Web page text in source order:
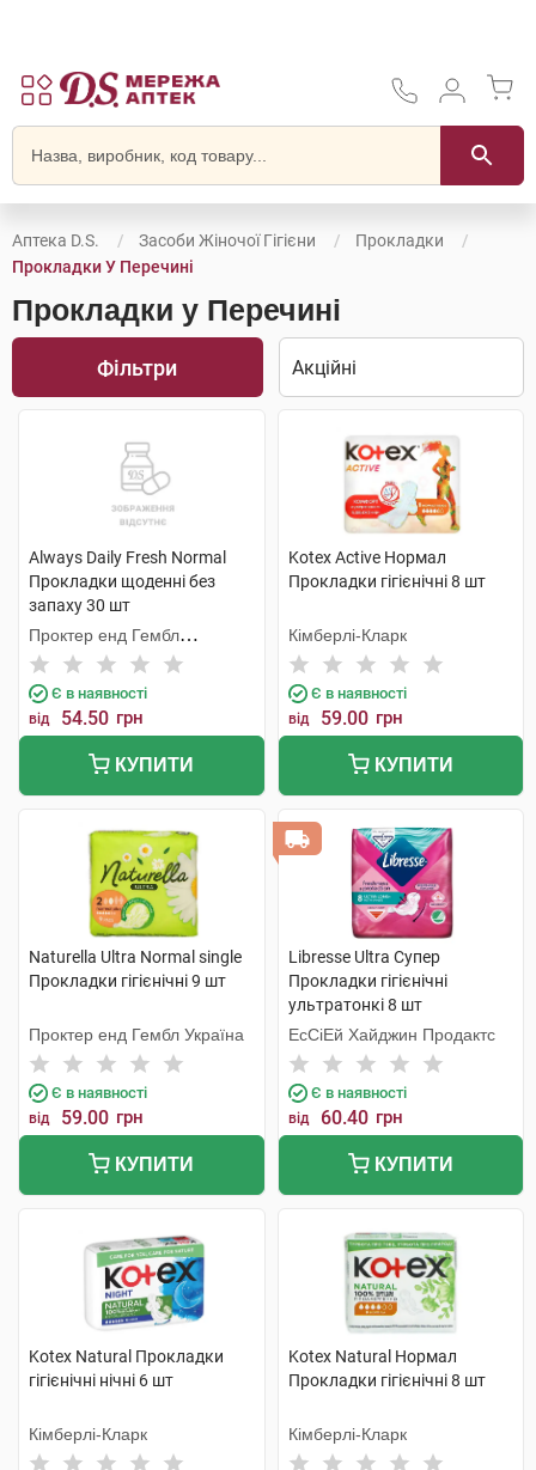
Аптека D.S. Засоби Жіночої Гігієни
Прокладки
Прокладки У Перечині
Прокладки у Перечині
Фільтри
Always Daily Fresh Normal
Прокладки щоденні без
запаху 30 шт
Проктер енд Гембл
Мануфекчурінг
Є в наявності
від 54.50 грн
КУПИТИ
Kotex Active Нормал
Прокладки гігієнічні 8 шт
Кімберлі-Кларк
Є в наявності
від 59.00 грн
КУПИТИ
Naturella Ultra Normal single
Прокладки гігієнічні 9 шт
Проктер енд Гембл Україна
Є в наявності
від 59.00 грн
КУПИТИ
Libresse Ultra Супер
Прокладки гігієнічні
ультратонкі 8 шт
ЕсСіЕй Хайджин Продактс
Є в наявності
від 60.40 грн
КУПИТИ
Kotex Natural Прокладки
гігієнічні нічні 6 шт
Кімберлі-Кларк
Kotex Natural Нормал
Прокладки гігієнічні 8 шт
Кімберлі-Кларк